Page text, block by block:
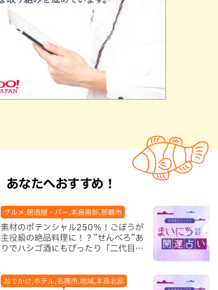
あなたへおすすめ！
素材のポテンシャル250％！ごぼうが
主役級の絶品料理に！？”せんべろ”あ
りでハシゴ酒にもぴったり「二代目ふ
グルメ,居酒屋・バー,本島南部,那覇市
おでかけ,ホテル,名護市,地域,本島北部